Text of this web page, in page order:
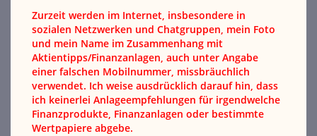
Zurzeit werden im Internet, insbesondere in
sozialen Netzwerken und Chatgruppen, mein Foto
und mein Name im Zusammenhang mit
Aktientipps/Finanzanlagen, auch unter Angabe
einer falschen Mobilnummer, missbräuchlich
verwendet. Ich weise ausdrücklich darauf hin, dass
ich keinerlei Anlageempfehlungen für irgendwelche
Finanzprodukte, Finanzanlagen oder bestimmte
Wertpapiere abgebe.